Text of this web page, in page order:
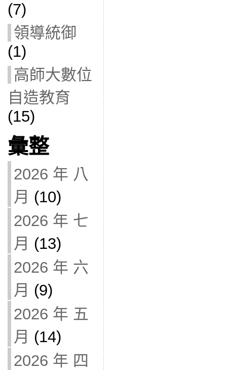
(7)
領導統御
(1)
高師大數位
自造教育
(15)
彙整
2026 年 八
月 (10)
2026 年 七
月 (13)
2026 年 六
月 (9)
2026 年 五
月 (14)
2026 年 四